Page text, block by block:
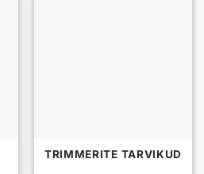
TRIMMERITE TARVIKUD